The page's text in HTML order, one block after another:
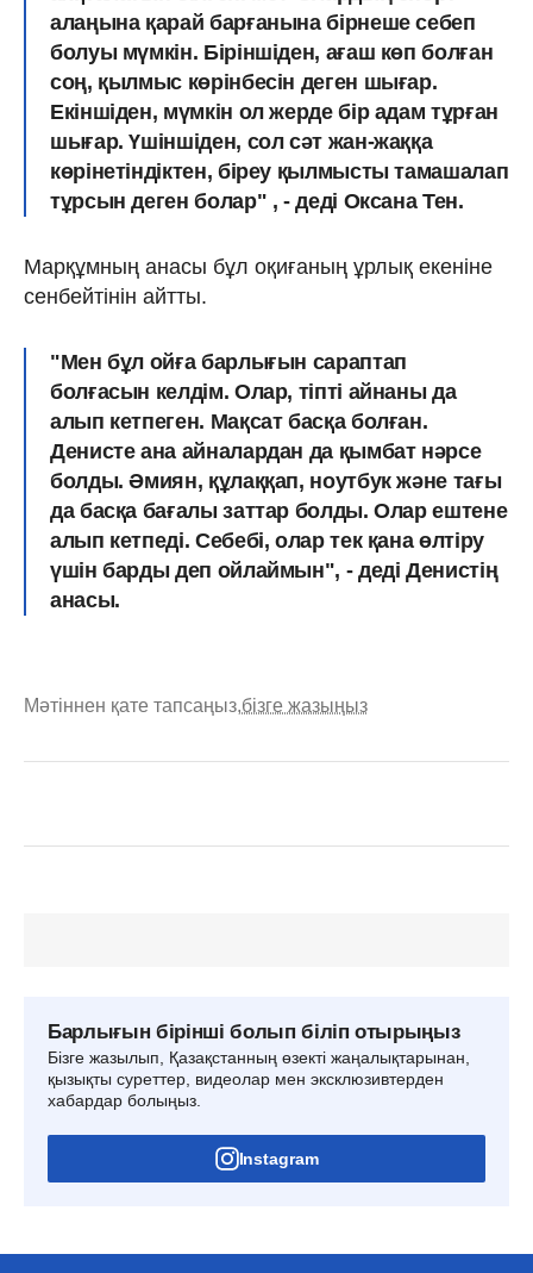
алаңына қарай барғанына бірнеше себеп
болуы мүмкін. Біріншіден, ағаш көп болған
соң, қылмыс көрінбесін деген шығар.
Екіншіден, мүмкін ол жерде бір адам тұрған
шығар. Үшіншіден, сол сәт жан-жаққа
көрінетіндіктен, біреу қылмысты тамашалап
тұрсын деген болар" , - деді Оксана Тен.
Марқұмның анасы бұл оқиғаның ұрлық екеніне
сенбейтінін айтты.
"Мен бұл ойға барлығын сараптап
болғасын келдім. Олар, тіпті айнаны да
алып кетпеген. Мақсат басқа болған.
Денисте ана айналардан да қымбат нәрсе
болды. Әмиян, құлаққап, ноутбук және тағы
да басқа бағалы заттар болды. Олар ештене
алып кетпеді. Себебі, олар тек қана өлтіру
үшін барды деп ойлаймын", - деді Денистің
анасы.
Мәтіннен қате тапсаңыз,бізге жазыңыз
Барлығын бірінші болып біліп отырыңыз
Бізге жазылып, Қазақстанның өзекті жаңалықтарынан,
қызықты суреттер, видеолар мен эксклюзивтерден
хабардар болыңыз.
Instagram